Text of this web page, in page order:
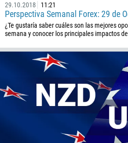
29.10.2018 11:21
Perspectiva Semanal Forex: 29 de
¿Te gustaría saber cuáles son las mejores
semana y conocer los principales impactos